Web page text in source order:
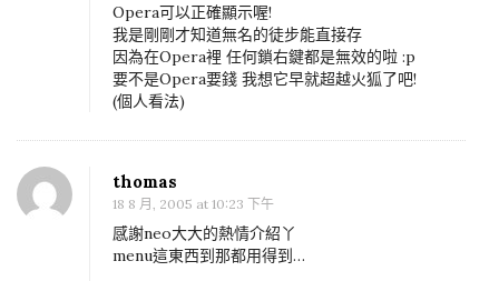
Opera可以正確顯示喔!
我是剛剛才知道無名的徒步能直接存
因為在Opera裡 任何鎖右鍵都是無效的啦 :p
要不是Opera要錢 我想它早就超越火狐了吧!
(個人看法)
thomas
18 8 月, 2005 at 10:23 下午
感謝neo大大的熱情介紹丫
menu這東西到那都用得到…